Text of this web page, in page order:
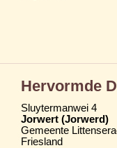
Hervormde
Sluytermanwei 4
Jorwert (Jorwerd)
Gemeente
Friesland